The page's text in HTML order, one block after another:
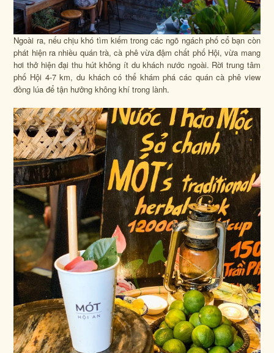
Ngoài ra, nếu chịu khó tìm kiếm trong các ngõ ngách phố cổ bạn còn
phát hiện ra nhiều quán trà, cà phê vừa đậm chất phố Hội, vừa mang
hơi thở hiện đại thu hút không ít du khách nước ngoài. Rời trung tâm
phố Hội 4-7 km, du khách có thể khám phá các quán cà phê view
đồng lúa để tận hưởng không khí trong lành.